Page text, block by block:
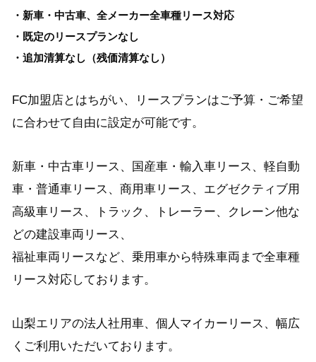
・新車・中古車、全メーカー全車種リース対応
・既定のリースプランなし
・追加清算なし（残価清算なし）
FC加盟店とはちがい、リースプランはご予算・ご希望
に合わせて自由に設定が可能です。
新車・中古車リース、国産車・輸入車リース、軽自動
車・普通車リース、商用車リース、エグゼクティブ用
高級車リース、
トラック、
トレーラー、クレーン他な
どの建設車両リース、
福祉車両リース など、 乗用車から特殊車両まで全車種
リース対応しております。
山梨エリアの法人社用車、個人マイカーリース、幅広
くご利用いただいております。